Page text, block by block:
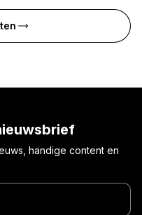
handige content en